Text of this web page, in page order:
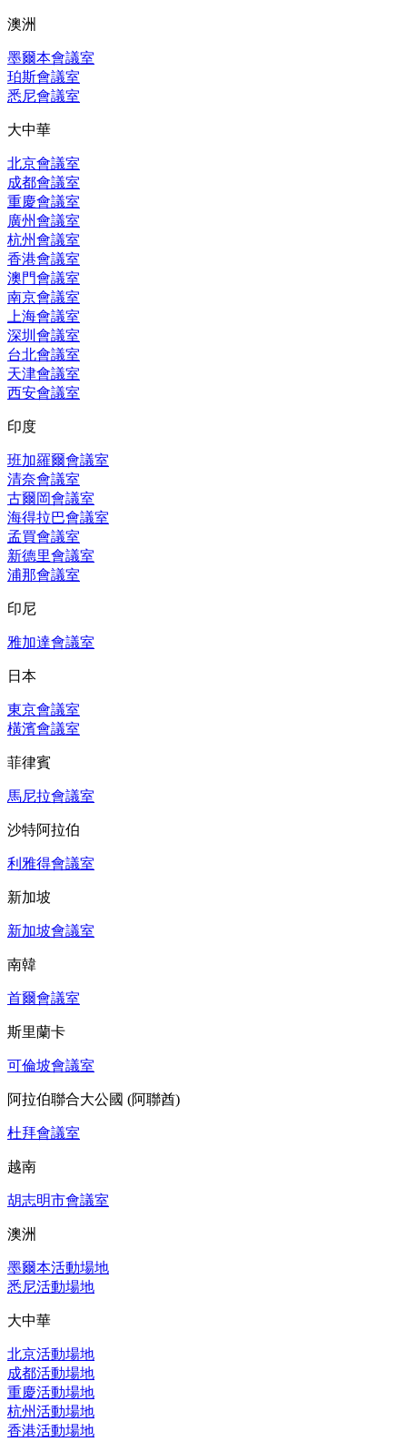
澳洲
墨爾本會議室
珀斯會議室
悉尼會議室
大中華
北京會議室
成都會議室
重慶會議室
廣州會議室
杭州會議室
香港會議室
澳門會議室
南京會議室
上海會議室
深圳會議室
台北會議室
天津會議室
西安會議室
印度
班加羅爾會議室
清奈會議室
古爾岡會議室
海得拉巴會議室
孟買會議室
新德里會議室
浦那會議室
印尼
雅加達會議室
日本
東京會議室
橫濱會議室
菲律賓
馬尼拉會議室
沙特阿拉伯
利雅得會議室
新加坡
新加坡會議室
南韓
首爾會議室
斯里蘭卡
可倫坡會議室
阿拉伯聯合大公國 (阿聯酋)
杜拜會議室
越南
胡志明市會議室
澳洲
墨爾本活動場地
悉尼活動場地
大中華
北京活動場地
成都活動場地
重慶活動場地
杭州活動場地
香港活動場地